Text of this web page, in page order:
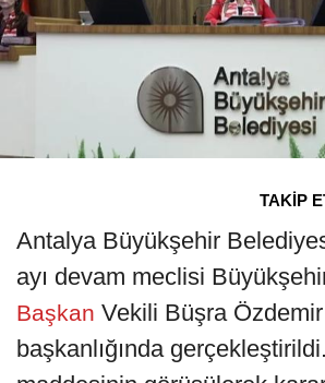
TAKİP
Antalya Büyükşehir
ayı devam meclisi
Başkan Vekili Büşra Özdemir
başkanlığında